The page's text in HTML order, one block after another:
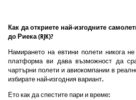
Как да откриете най-изгодните
до Риека (RJK)?
Намирането на евтини полети никога
платформа ви дава възможност да
чартърни полети и авиокомпании в
избирате най-изгодния вариант.
Ето как да спестите пари и време: